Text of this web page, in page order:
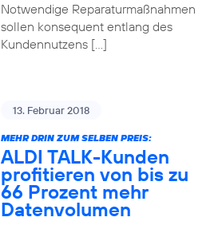
Notwendige Reparaturmaßnahmen
sollen konsequent entlang des
Kundennutzens […]
13. Februar 2018
MEHR DRIN ZUM SELBEN PREIS:
ALDI TALK-Kunden
profitieren von bis zu
66 Prozent mehr
Datenvolumen